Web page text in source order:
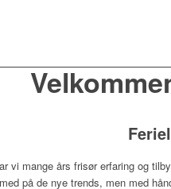
vi mange års frisør erfaring og
på de nye trends, men med